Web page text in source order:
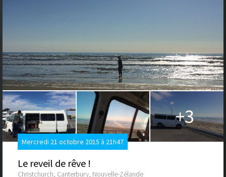
+3
Mercredi 21 octobre 2015 à 21h47
Le reveil de rêve !
Christchurch, Canterbury, Nouvelle-Zélande